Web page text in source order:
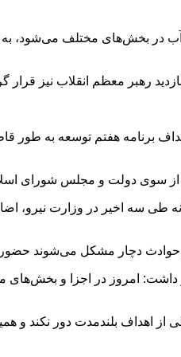
جامع آب کشور که شامل برنامه ۲۰ ساله کشور
برنامه هفتم توسعه به طور
از سوی دولت و مجلس شورای
طی سه اخیر در وزارت نیرو،
حوادث دچار مشکل می‌شوند
داشت: امروز در اجزا و
از اهداف بلندمدت دور نکند